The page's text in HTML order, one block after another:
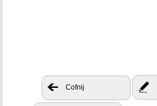
Cofnij